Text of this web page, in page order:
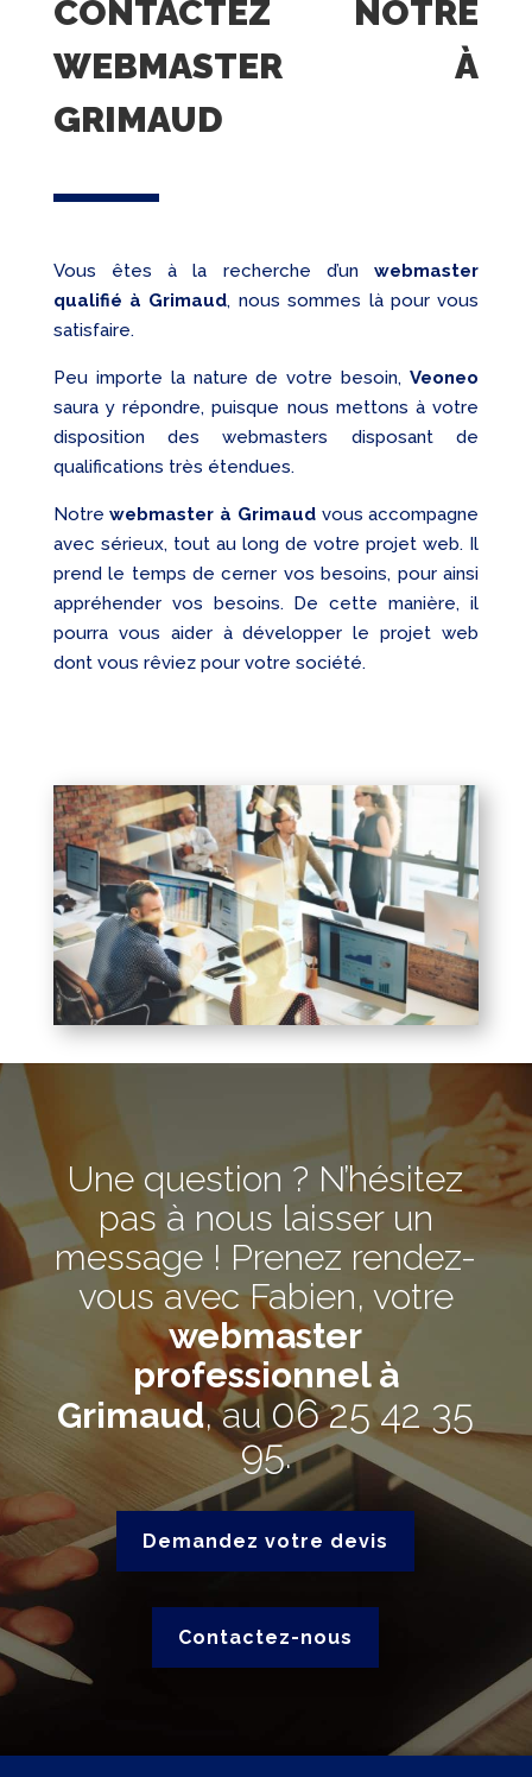
CONTACTEZ NOTRE
WEBMASTER À
GRIMAUD
Vous êtes à la recherche d’unwebmaster
qualifié à Grimaud, nous sommes là pour vous
satisfaire.
Peu importe la nature de votre besoin,Veoneo
saura y répondre, puisque nous mettons à votre
disposition des webmasters disposant de
qualifications très étendues.
Notrewebmaster à Grimaudvous accompagne
avec sérieux, tout au long de votre projet web. Il
prend le temps de cerner vos besoins, pour ainsi
appréhender vos besoins. De cette manière, il
pourra vous aider à développer le projet web
dont vous rêviez pour votre société.
Une question ? N’hésitez
pas à nous laisser un
message ! Prenez rendez-
vous avec Fabien, votre
webmaster
professionnel à
Grimaud, au 06 25 42 35
95.
Demandez votre devis
Contactez-nous